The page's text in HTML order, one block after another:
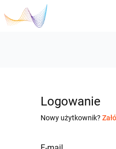
Logowanie
Nowy użytkownik?